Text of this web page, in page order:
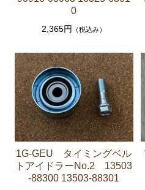
エンジンパーツ 1G-
エンジンパーツ 1G-GEU
エンジンパーツ 1G-FE
ブレーキパーツ（マスタ
ト ホース など）
クラッチパーツ（マスタ
ーズシリンダー オーバー
燃料パーツ（ポンプ フ
ーゲージなど）
0
2,365円 （税込み）
1G-GEU タイミングベル
トアイドラーNo.2 13503
-88300 13503-88301